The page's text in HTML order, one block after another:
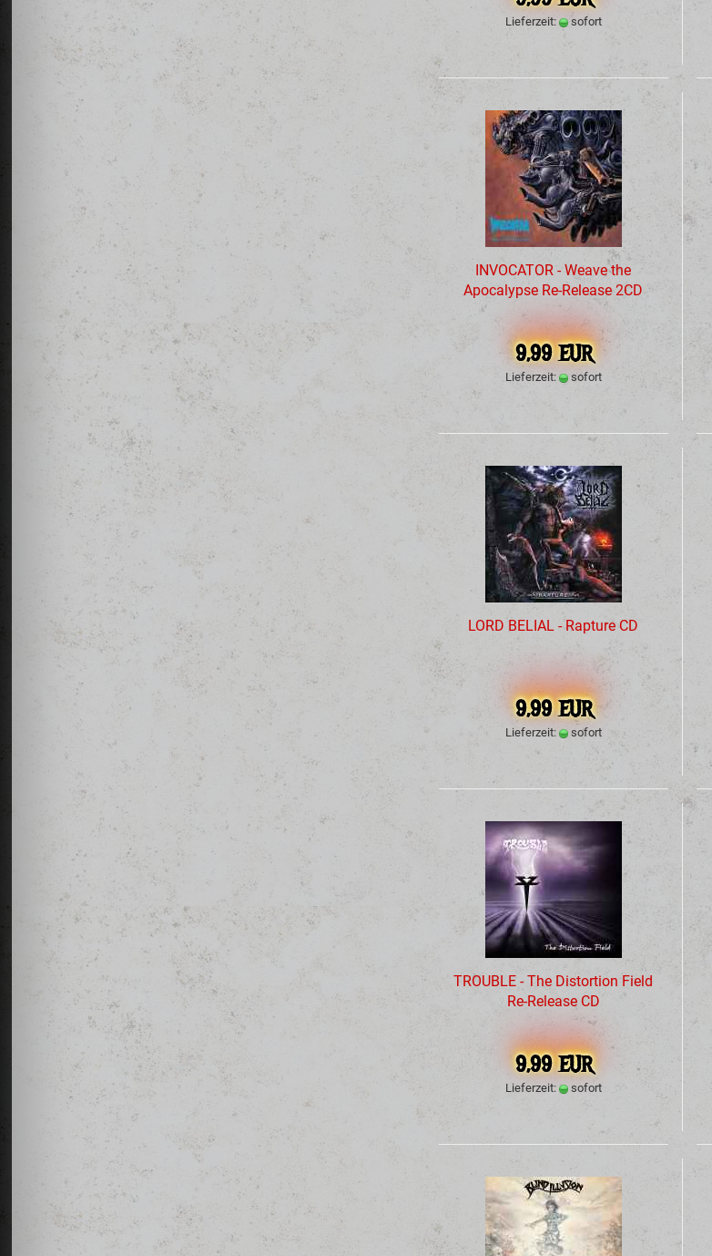
Lieferzeit: sofort
INVOCATOR - Weave the
Apocalypse Re-Release 2CD
9,99 EUR
Lieferzeit: sofort
LORD BELIAL - Rapture CD
9,99 EUR
Lieferzeit: sofort
TROUBLE - The Distortion Field
Re-Release CD
9,99 EUR
Lieferzeit: sofort